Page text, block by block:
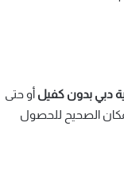
دبي بدون كفيل أو حتى
الصحيح للحصول